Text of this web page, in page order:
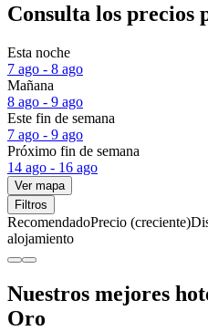
Consulta los precios
Esta noche
7 ago - 8 ago
Mañana
8 ago - 9 ago
Este fin de semana
7 ago - 9 ago
Próximo fin de semana
14 ago - 16 ago
Ver mapa
Filtros
RecomendadoPrecio (creciente)
alojamiento
Nuestros mejores
Oro